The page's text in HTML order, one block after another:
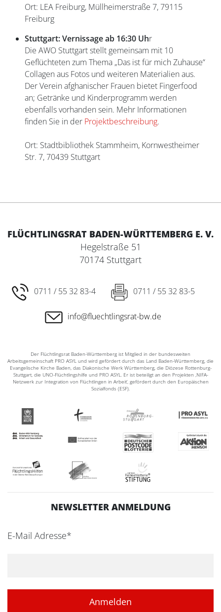
Ort: LEA Freiburg, Müllheimerstraße 7, 79115
Freiburg
Stuttgart: Vernissage ab 16:30 Uhr
Die AWO Stuttgart stellt gemeinsam mit 10
Geflüchteten zum Thema „Das ist für mich Zuhause“
Collagen aus Fotos und weiteren Materialien aus.
Der Verein afghanischer Frauen bietet Fingerfood
an; Getränke und Kinderprogramm werden
ebenfalls vorhanden sein. Mehr Informationen
finden Sie in der Projektbeschreibung.
Ort: Stadtbibliothek Stammheim, Kornwestheimer
Str. 7, 70439 Stuttgart
FLÜCHTLINGSRAT BADEN-WÜRTTEMBERG E. V.
Hegelstraße 51
70174 Stuttgart
0711 / 55 32 83-4 0711 / 55 32 83-5
info@fluechtlingsrat-bw.de
Der Flüchtlingsrat Baden-Württemberg ist Mitglied in der bundesweiten
Arbeitsgemeinschaft PRO ASYL und wird gefördert durch das Land Baden-Württemberg, die
Evangelische Kirche Baden, das Diakonische Werk Württemberg, die Diözese Rottenburg-
Stuttgart, die UNO-Flüchtlingshilfe und PRO ASYL. Er ist beteiligt an den Projekten ‚NIFA-
Netzwerk zur Integration von Flüchtlingen in Arbeit‘, gefördert durch den Europäischen
Sozialfonds (ESF).
NEWSLETTER ANMELDUNG
E-Mail Adresse*